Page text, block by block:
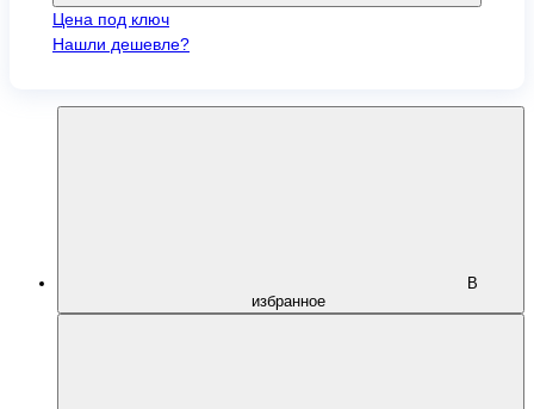
Цена под ключ
Нашли дешевле?
В
избранное